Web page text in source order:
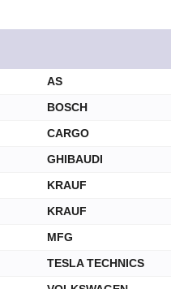
AS
BOSCH
CARGO
GHIBAUDI
KRAUF
KRAUF
MFG
TESLA TECHNICS